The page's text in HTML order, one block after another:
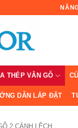
THÉP VÂN GỖ
DẪN LẮP ĐẶT
2 CÁNH LỆCH